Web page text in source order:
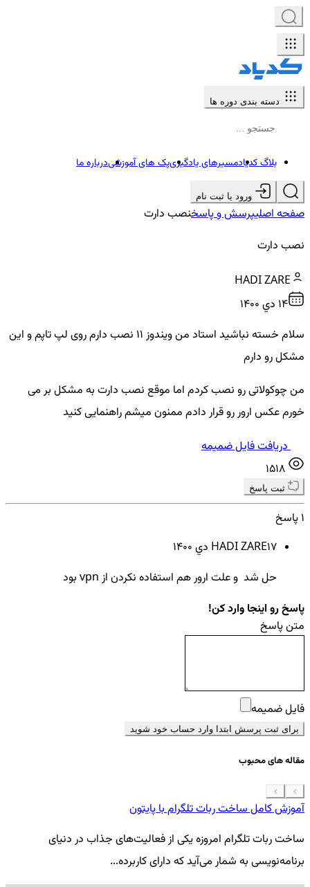
دسته بندی دوره ها
بلاگ کدیادمسیرهای یادگیریپک های آموزشیدرباره ما
ورود یا ثبت نام
صفحه اصلیپرسش و پاسخنصب دارت
نصب دارت
HADI ZARE
14 دي ۱۴۰۰
سلام خسته نباشید استاد من ویندوز ۱۱ نصب دارم روی لپ تاپم و این
مشکل رو دارم
من چوکولاتی رو نصب کردم اما موقع نصب دارت به مشکل بر می
خورم عکس ارور رو قرار دادم ممنون میشم راهنمایی کنید
دریافت فایل ضمیمه
ثبت پاسخ
1 پاسخ
HADI ZARE17 دي ۱۴۰۰
حل شد و علت ارور هم استفاده نکردن از vpn بود
پاسخ رو اینجا وارد کن!
متن پاسخ
فایل ضمیمه
برای ثبت پرسش ابتدا وارد حساب خود شوید
مقاله های محبوب
آموزش کامل ساخت ربات تلگرام با پایتون
ساخت ربات تلگرام امروزه یکی از فعالیت‌های جذاب در دنیای
برنامه‌نویسی به شمار می‌آید که دارای کاربرده...